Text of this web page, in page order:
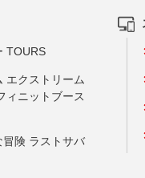
TOURS
エクストリーム
ィニットブース
険 ラストサバ